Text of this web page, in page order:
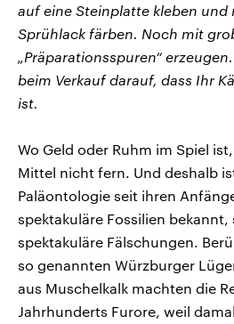
auf eine Steinplatte kleben und
Sprühlack färben. Noch mit
„Präparationsspuren“
beim Verkauf darauf, dass Ihr
ist.
Wo Geld oder Ruhm im Spiel
Mittel nicht fern. Und deshalb
Paläontologie seit ihren
spektakuläre Fossilien
spektakuläre Fälschungen.
so genannten Würzburger
aus Muschelkalk machten die
Jahrhunderts Furore, weil